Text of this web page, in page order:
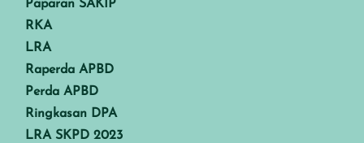
Paparan SAKIP
RKA
LRA
Raperda APBD
Perda APBD
Ringkasan DPA
LRA SKPD 2023